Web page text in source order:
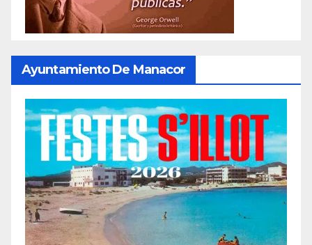
Ayuntamiento De Manacor